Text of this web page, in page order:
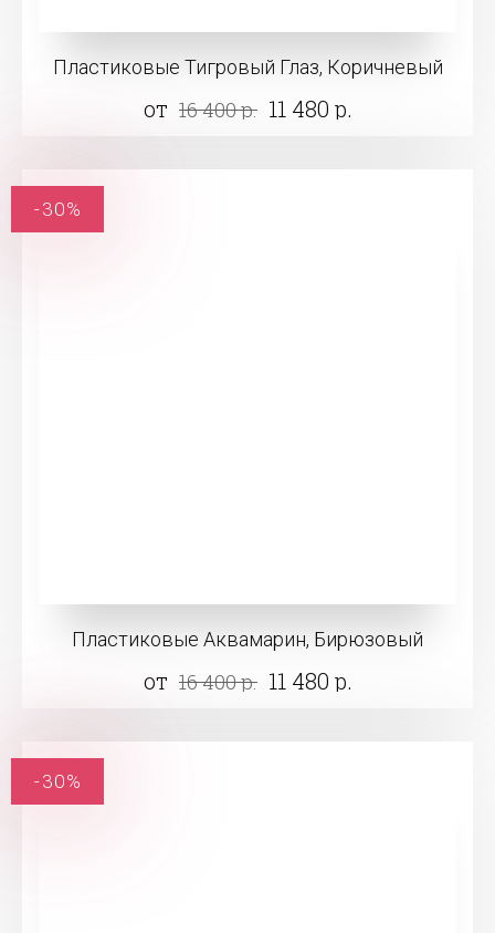
Пластиковые Тигровый Глаз, Коричневый
от 16 400 р. 11 480 р.
Пластиковые Аквамарин, Бирюзовый
от 16 400 р. 11 480 р.
-30%
-30%